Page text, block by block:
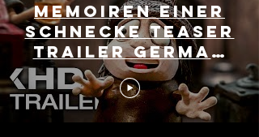
MEMOIREN EINER
SCHNECKE Teaser
Trailer German
Deutsch (2025)
Exklusiv